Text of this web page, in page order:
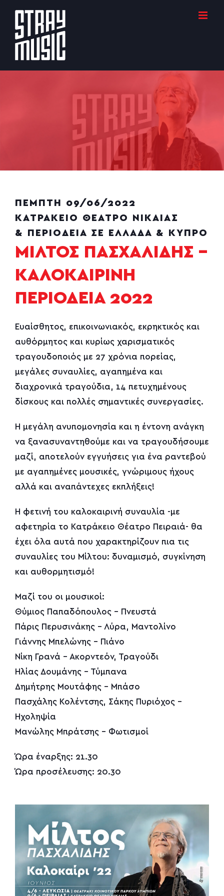
περιεχόμενο
ΠΈΜΠΤΗ 09/06/2022
ΚΑΤΡΑΚΕΙΟ ΘΕΑΤΡΟ ΝΙΚΑΙΑΣ
& ΠΕΡΙΟΔΕΊΑ ΣΕ ΕΛΛΆΔΑ & ΚΎΠΡΟ
ΜΙΛΤΟΣ ΠΑΣΧΑΛΙΔΗΣ –
ΚΑΛΟΚΑΙΡΙΝΗ
ΠΕΡΙΟΔΕΙΑ 2022
Ευαίσθητος, επικοινωνιακός, εκρηκτικός και
αυθόρμητος και κυρίως χαρισματικός
τραγουδοποιός με 27 χρόνια πορείας,
μεγάλες συναυλίες, αγαπημένα και
διαχρονικά τραγούδια, 14 πετυχημένους
δίσκους και πολλές σημαντικές συνεργασίες.
Η μεγάλη ανυπομονησία και η έντονη ανάγκη
να ξανασυναντηθούμε και να τραγουδήσουμε
μαζί, αποτελούν εγγυήσεις για ένα ραντεβού
με αγαπημένες μουσικές, γνώριμους ήχους
αλλά και αναπάντεχες εκπλήξεις!
Η φετινή του καλοκαιρινή συναυλία -με
αφετηρία το Κατράκειο Θέατρο Πειραιά- θα
έχει όλα αυτά που χαρακτηρίζουν πια τις
συναυλίες του Μίλτου: δυναμισμό, συγκίνηση
και αυθορμητισμό!
Μαζί του οι μουσικοί:
Θύμιος Παπαδόπουλος – Πνευστά
Πάρις Περυσινάκης – Λύρα, Μαντολίνο
Γιάννης Μπελώνης – Πιάνο
Νίκη Γρανά – Ακορντεόν, Τραγούδι
Ηλίας Δουμάνης – Τύμπανα
Δημήτρης Μουτάφης – Μπάσο
Πασχάλης Κολέντσης, Σάκης Πυριόχος –
Ηχοληψία
Μανώλης Μπράτσης – Φωτισμοί
Ώρα έναρξης: 21.30
Ώρα προσέλευσης: 20.30